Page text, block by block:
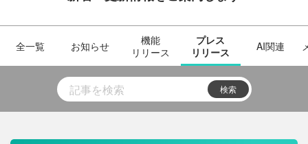
全一覧 お知らせ
機能
リリース
プレス
リリース
AI関連